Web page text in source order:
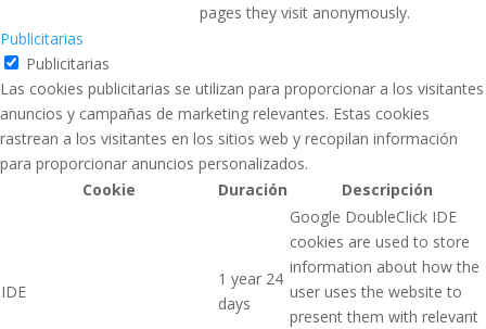
pages they visit anonymously.
Publicitarias
Publicitarias
Las cookies publicitarias se utilizan para proporcionar a los visitantes
anuncios y campañas de marketing relevantes. Estas cookies
rastrean a los visitantes en los sitios web y recopilan información
para proporcionar anuncios personalizados.
Cookie
Duración Descripción
IDE
1 year 24
days
Google DoubleClick IDE
cookies are used to store
information about how the
user uses the website to
present them with relevant